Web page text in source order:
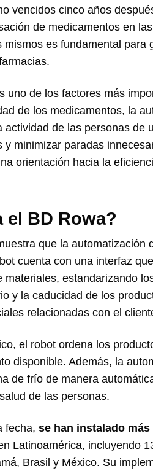
vencidos cinco años
de medicamentos en
es fundamental
uno de los factores más
de los medicamentos, la
de las personas de
y minimizar paradas
orientación hacia la
BD Rowa?
que la
cuenta con una interfaz
materiales, estandarizando
y la caducidad de los
relacionadas con el
el robot ordena los
disponible. Además, la
de frío de manera
de las personas.
fecha, se han instalado más
Latinoamérica, incluyendo
Brasil y México. Su